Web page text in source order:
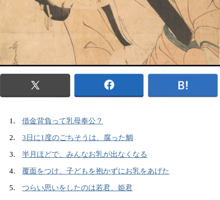
借金背負って乳母奉公？
3日に1度のごちそうは、腐った鯛
半月ほどで、みんなお乳が出なくなる
覆面をつけ、子どもを抱かずにお乳をあげた
つらい思いをしたのは若君、姫君